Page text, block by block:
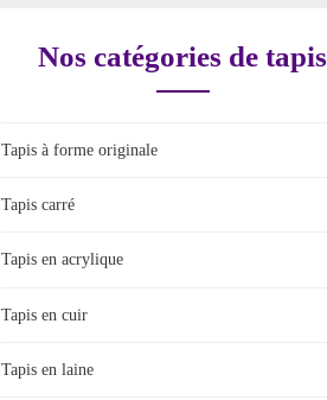
Nos catégories de tapis
Tapis à forme originale
Tapis carré
Tapis en acrylique
Tapis en cuir
Tapis en laine